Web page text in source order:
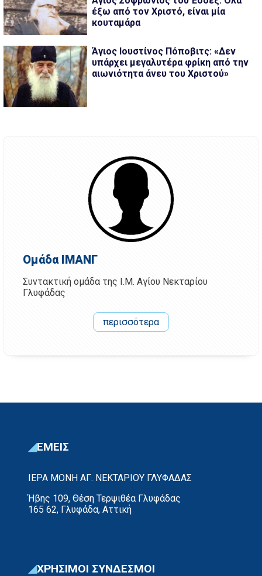
έξω από τον Χριστό, είναι μία
κουταμάρα
Άγιος Ιουστίνος Πόποβιτς: «Δεν
υπάρχει μεγαλυτέρα φρίκη από την
αιωνιότητα άνευ του Χριστού»
Ομάδα ΙΜΑΝΓ
Συντακτική ομάδα της Ι.Μ. Αγίου Νεκταρίου
Γλυφάδας
περισσότερα
ΕΜΕΙΣ
ΙΕΡΑ ΜΟΝΗ ΑΓ. ΝΕΚΤΑΡΙΟΥ ΓΛΥΦΑΔΑΣ
Ήβης 109, Θέση Τερψιθέα Γλυφάδας
165 62, Γλυφάδα, Αττική
ΧΡΗΣΙΜΟΙ ΣΥΝΔΕΣΜΟΙ